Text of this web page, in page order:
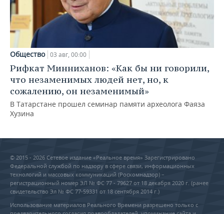
Общество 03 авг, 00:00
Рифкат Минниханов: «Как бы ни говорили,
что незаменимых людей нет, но, к
сожалению, он незаменимый»
В Татарстане прошел семинар памяти археолога Фаяза
Хузина
© 2015 - 2026 Сетевое издание «Реальное время» Зарегистрировано
Федеральной службой по надзору в сфере связи, информационных
технологий и массовых коммуникаций (Роскомнадзор) –
регистрационный номер ЭЛ № ФС 77 - 79627 от 18 декабря 2020 г. (ранее
свидетельство Эл № ФС 77-59331 от 18 сентября 2014 г.)
Использование материалов Реального Времени разрешено только с